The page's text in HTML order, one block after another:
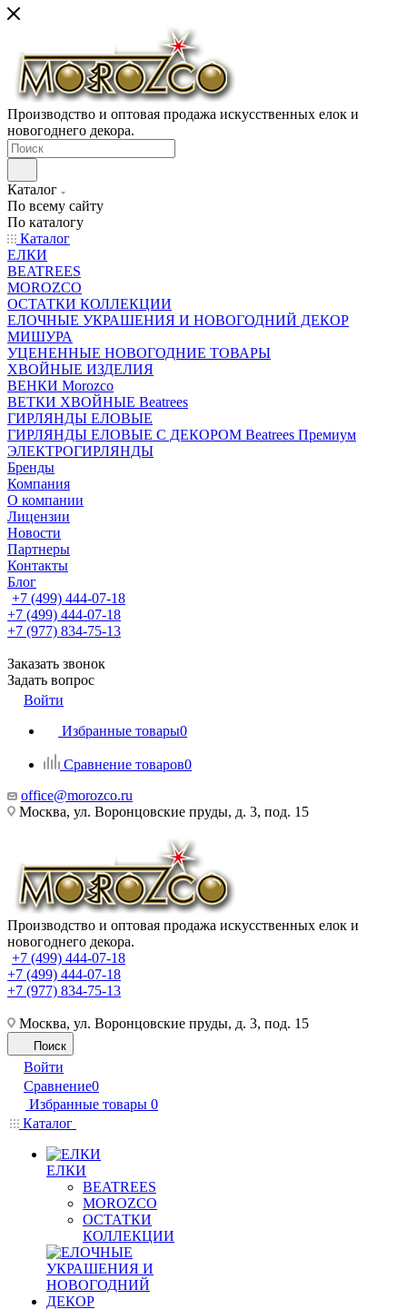
Производство и оптовая продажа искусственных елок и
новогоднего декора.
Каталог
По всему сайту
По каталогу
Каталог
ЕЛКИ
BEATREES
MOROZCO
ОСТАТКИ КОЛЛЕКЦИИ
ЕЛОЧНЫЕ УКРАШЕНИЯ И НОВОГОДНИЙ ДЕКОР
МИШУРА
УЦЕНЕННЫЕ НОВОГОДНИЕ ТОВАРЫ
ХВОЙНЫЕ ИЗДЕЛИЯ
ВЕНКИ Morozco
ВЕТКИ ХВОЙНЫЕ Beatrees
ГИРЛЯНДЫ ЕЛОВЫЕ
ГИРЛЯНДЫ ЕЛОВЫЕ С ДЕКОРОМ Beatrees Премиум
ЭЛЕКТРОГИРЛЯНДЫ
Бренды
Компания
О компании
Лицензии
Новости
Партнеры
Контакты
Блог
+7 (499) 444-07-18
+7 (499) 444-07-18
+7 (977) 834-75-13
Заказать звонок
Задать вопрос
Войти
Избранные товары0
Сравнение товаров0
office@morozco.ru
Москва, ул. Воронцовские пруды, д. 3, под. 15
Производство и оптовая продажа искусственных елок и
новогоднего декора.
+7 (499) 444-07-18
+7 (499) 444-07-18
+7 (977) 834-75-13
Москва, ул. Воронцовские пруды, д. 3, под. 15
Поиск
Войти
Сравнение0
Избранные товары 0
Каталог
ЕЛКИ
BEATREES
MOROZCO
ОСТАТКИ
КОЛЛЕКЦИИ